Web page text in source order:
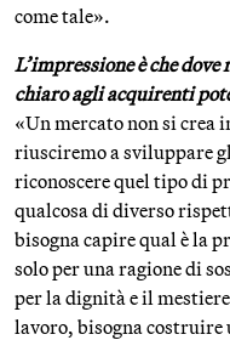
come tale».
L’impressione è che
chiaro agli acquirenti
«Un mercato non si crea
riusciremo a sviluppare
riconoscere quel tipo di
qualcosa di diverso
bisogna capire qual è la
solo per una ragione di
per la dignità e il
lavoro, bisogna costruire